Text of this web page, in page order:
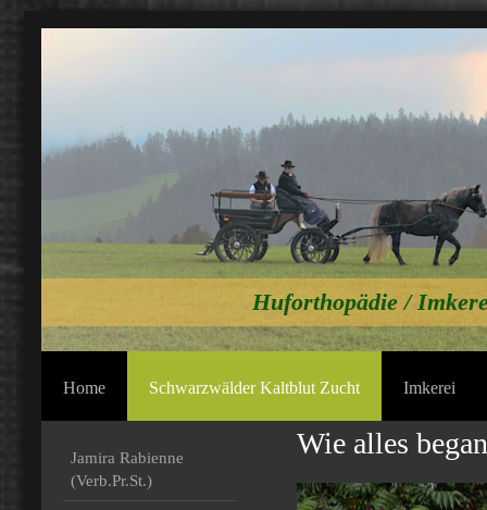
Huforthopädie /
Home Schwarzwälder Kaltblut Zucht Imkerei
Jamira Rabienne
(Verb.Pr.St.)
Wie alles